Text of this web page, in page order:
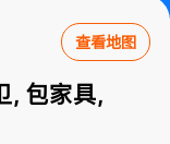
查看地图
, 包家具,